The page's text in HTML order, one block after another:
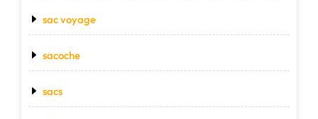
sac voyage
sacoche
sacs